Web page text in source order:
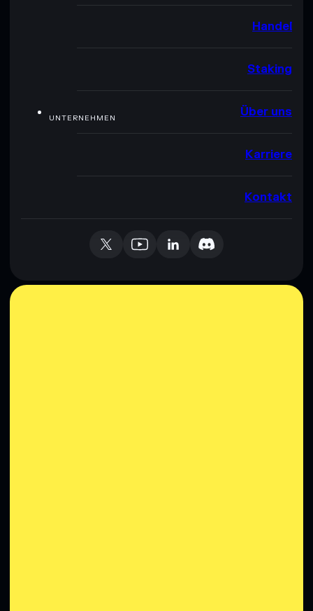
Handel
Staking
UNTERNEHMEN Über uns
Karriere
Kontakt